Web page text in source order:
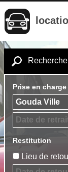
Prise en charge
Restitution
Lieu de